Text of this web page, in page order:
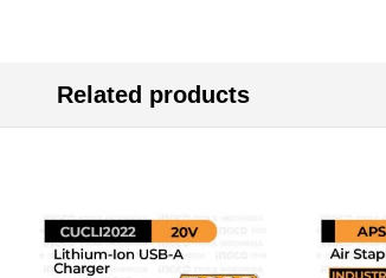
Related products